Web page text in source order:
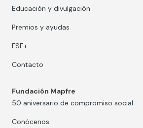
Educación y divulgación
Premios y ayudas
FSE+
Contacto
Fundación Mapfre
50 aniversario de compromiso social
Conócenos